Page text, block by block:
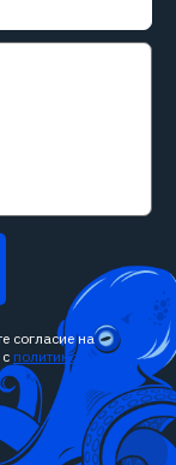
согласие на
политикой